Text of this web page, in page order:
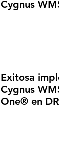
Cygnus
Exitosa
Cygnus
One® en